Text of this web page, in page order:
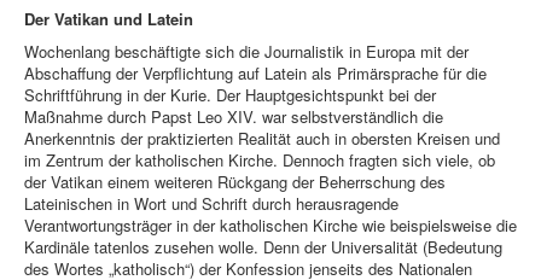
Der Vatikan und Latein
Wochenlang beschäftigte sich die Journalistik in Europa mit der
Abschaffung der Verpflichtung auf Latein als Primärsprache für die
Schriftführung in der Kurie. Der Hauptgesichtspunkt bei der
Maßnahme durch Papst Leo XIV. war selbstverständlich die
Anerkenntnis der praktizierten Realität auch in obersten Kreisen und
im Zentrum der katholischen Kirche. Dennoch fragten sich viele, ob
der Vatikan einem weiteren Rückgang der Beherrschung des
Lateinischen in Wort und Schrift durch herausragende
Verantwortungsträger in der katholischen Kirche wie beispielsweise die
Kardinäle tatenlos zusehen wolle. Denn der Universalität (Bedeutung
des Wortes „katholisch“) der Konfession jenseits des Nationalen